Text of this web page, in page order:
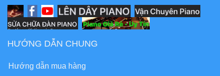
HƯỚNG DẪN CHUNG
Hướng dẫn mua hàng